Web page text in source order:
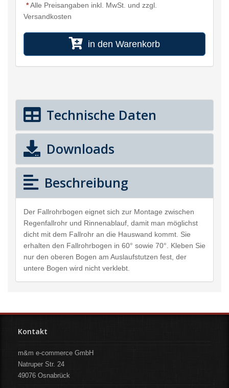
*Alle Preisangaben inkl. MwSt. und zzgl.
Versandkosten
in den Warenkorb
Technische Daten
Downloads
Beschreibung
Der Fallrohrbogen eignet sich zur Montage zwischen
Regenfallrohr und Rinnenablauf, damit man möglichst
dicht mit dem Fallrohr an die Hauswand kommt. Sie
erhalten den Fallrohrbogen in 60° sowie 70°. Kleben Sie
nur den oberen Bogen am Auslaufstutzen fest, der
untere Bogen wird nicht verklebt.
Kontakt
m&m e-commerce GmbH
Natruper Str. 24
49076 Osnabrück